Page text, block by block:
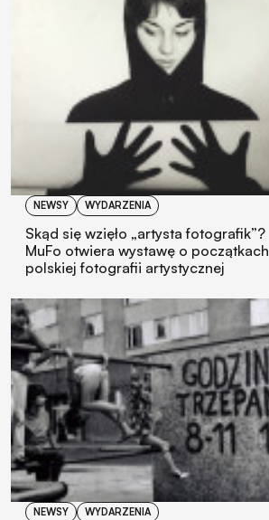
NEWSY WYDARZENIA
Skąd się wzięło „artysta fotografik”?
MuFo otwiera wystawę o początkach
polskiej fotografii artystycznej
NEWSY WYDARZENIA